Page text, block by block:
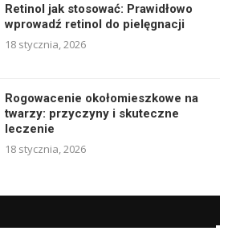
Retinol jak stosować: Prawidłowo
wprowadź retinol do pielęgnacji
18 stycznia, 2026
Rogowacenie okołomieszkowe na
twarzy: przyczyny i skuteczne
leczenie
18 stycznia, 2026